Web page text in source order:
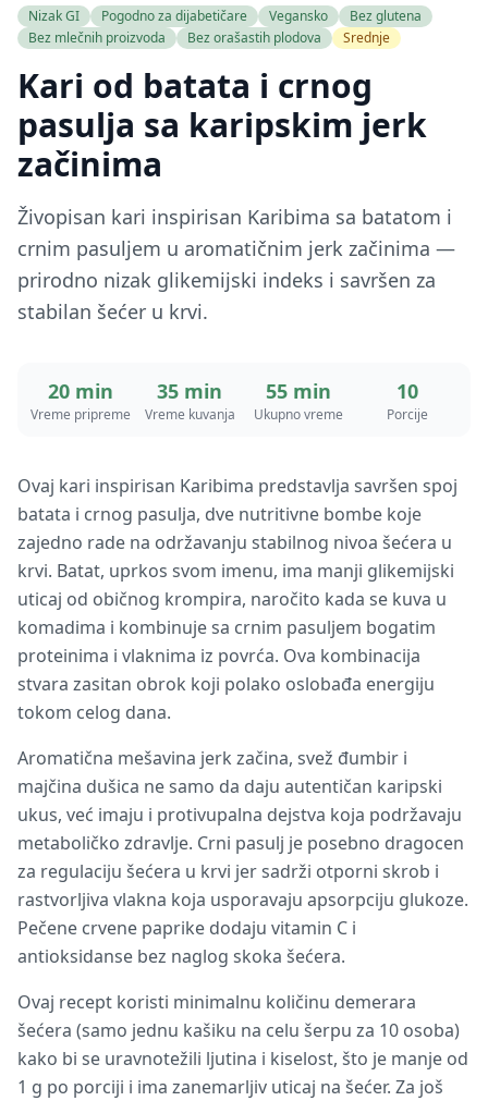
Nizak GI Pogodno za dijabetičare Vegansko
Bez glutena
Bez mlečnih proizvoda
Bez orašastih plodova Srednje
Kari od batata i crnog
pasulja sa karipskim jerk
začinima
Živopisan kari inspirisan Karibima sa batatom i
crnim pasuljem u aromatičnim jerk začinima —
prirodno nizak glikemijski indeks i savršen za
stabilan šećer u krvi.
20 min
Vreme pripreme
35 min
Vreme kuvanja
55 min
Ukupno vreme
10
Porcije
Ovaj kari inspirisan Karibima predstavlja savršen spoj
batata i crnog pasulja, dve nutritivne bombe koje
zajedno rade na održavanju stabilnog nivoa šećera u
krvi. Batat, uprkos svom imenu, ima manji glikemijski
uticaj od običnog krompira, naročito kada se kuva u
komadima i kombinuje sa crnim pasuljem bogatim
proteinima i vlaknima iz povrća. Ova kombinacija
stvara zasitan obrok koji polako oslobađa energiju
tokom celog dana.
Aromatična mešavina jerk začina, svež đumbir i
majčina dušica ne samo da daju autentičan karipski
ukus, već imaju i protivupalna dejstva koja podržavaju
metaboličko zdravlje. Crni pasulj je posebno dragocen
za regulaciju šećera u krvi jer sadrži otporni skrob i
rastvorljiva vlakna koja usporavaju apsorpciju glukoze.
Pečene crvene paprike dodaju vitamin C i
antioksidanse bez naglog skoka šećera.
Ovaj recept koristi minimalnu količinu demerara
šećera (samo jednu kašiku na celu šerpu za 10 osoba)
kako bi se uravnotežili ljutina i kiselost, što je manje od
1 g po porciji i ima zanemarljiv uticaj na šećer. Za još